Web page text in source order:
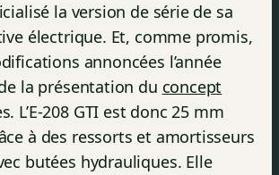
la version de série de sa
électrique. Et, comme promis,
annoncées l’année
la présentation du concept
L’E-208 GTI est donc 25 mm
à des ressorts et amortisseurs
butées hydrauliques. Elle